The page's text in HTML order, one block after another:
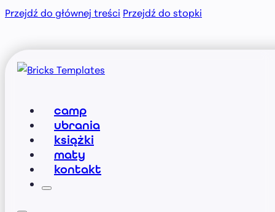
Przejdź do głównej treści Przejdź do stopki
camp
ubrania
książki
maty
kontakt